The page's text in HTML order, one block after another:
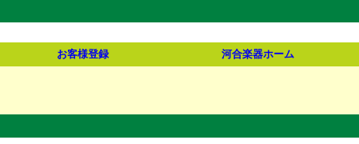
お客様登録 河合楽器ホーム